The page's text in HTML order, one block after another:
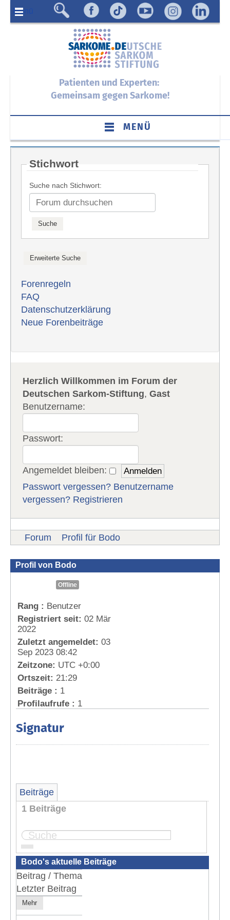
Menü
Patienten und Experten:
Gemeinsam gegen Sarkome!
MENÜ
Stichwort
Suche nach Stichwort:
Forenregeln
FAQ
Datenschutzerklärung
Neue Forenbeiträge
Herzlich Willkommen im Forum der
Deutschen Sarkom-Stiftung,Gast
Benutzername:
Passwort:
Angemeldet bleiben:
Passwort vergessen? Benutzername
vergessen? Registrieren
Forum Profil für Bodo
Profil von Bodo
Offline
Rang : Benutzer
Registriert seit: 02 Mär
2022
Zuletzt angemeldet: 03
Sep 2023 08:42
Zeitzone: UTC +0:00
Ortszeit: 21:29
Beiträge : 1
Profilaufrufe : 1
Signatur
Beiträge
1 Beiträge
Bodo's aktuelle Beiträge
Beitrag / Thema
Letzter Beitrag
Mehr